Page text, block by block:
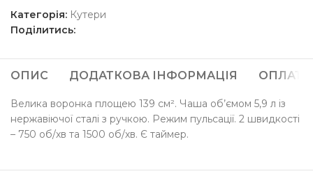
Категорія: Кутери
Поділитись:
ОПИС ДОДАТКОВА ІНФОРМАЦІЯ ОПЛАТА
Велика воронка площею 139 см². Чаша об’ємом 5,9 л із
нержавіючої сталі з ручкою. Режим пульсації. 2 швидкості
– 750 об/хв та 1500 об/хв. Є таймер.